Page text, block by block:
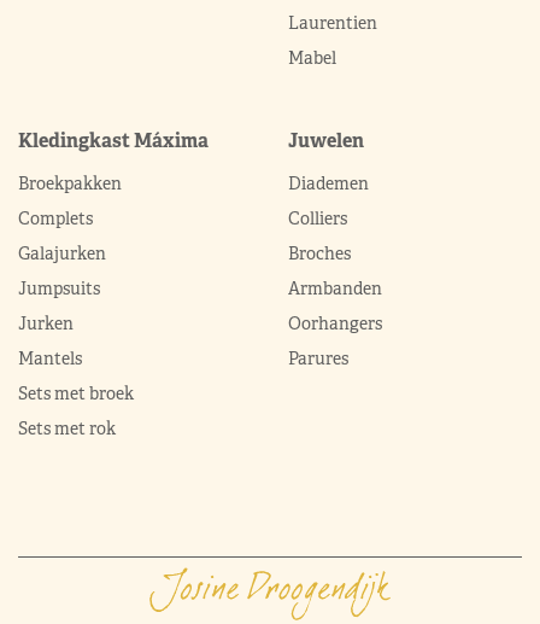
Laurentien
Mabel
Kledingkast Máxima
Broekpakken
Complets
Galajurken
Jumpsuits
Jurken
Mantels
Sets met broek
Sets met rok
Juwelen
Diademen
Colliers
Broches
Armbanden
Oorhangers
Parures